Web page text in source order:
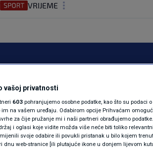
VRIJEME
REGIJA
MAGAZIN
KOLUMNE
N1(DIS)INFO
ćemo
Drito
3 komentara
vašoj privatnosti
603 pohranjujemo osobne podatke, kao što su podaci
na vašem uređaju. Odabirom opcije Prihvaćam
za čije pružanje mi i naši partneri obrađujemo
i oglasi koje vidite možda više neće biti toliko
svoje odabire ili povukli pristanak u bilo kojem
dnu web-stranice [ili plutajuće ikone u donjem lijevom